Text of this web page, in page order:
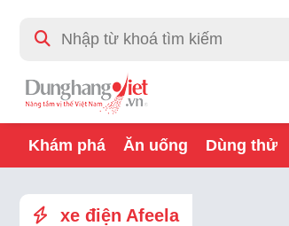
Khám phá Ăn uống Dùng thử
xe điện Afeela